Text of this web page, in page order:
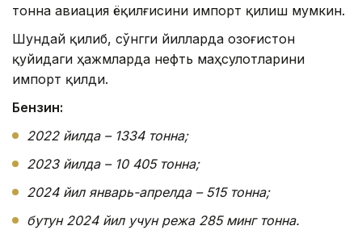
тонна авиация ёқилғисини импорт қилиш мумкин.
Шундай қилиб, сўнгги йилларда Қозоғистон
қуйидаги ҳажмларда нефть маҳсулотларини
импорт қилди.
Бензин:
2022 йилда – 1334 тонна;
2023 йилда – 10 405 тонна;
2024 йил январь-апрелда – 515 тонна;
бутун 2024 йил учун режа 285 минг тонна.